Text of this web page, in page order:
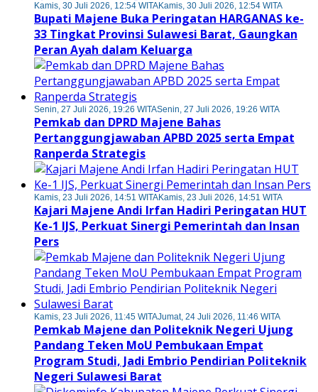
Kamis, 30 Juli 2026, 12:54 WITAKamis, 30 Juli 2026, 12:54 WITA
Bupati Majene Buka Peringatan HARGANAS ke-
33 Tingkat Provinsi Sulawesi Barat, Gaungkan
Peran Ayah dalam Keluarga
Senin, 27 Juli 2026, 19:26 WITASenin, 27 Juli 2026, 19:26 WITA
Pemkab dan DPRD Majene Bahas
Pertanggungjawaban APBD 2025 serta Empat
Ranperda Strategis
Kamis, 23 Juli 2026, 14:51 WITAKamis, 23 Juli 2026, 14:51 WITA
Kajari Majene Andi Irfan Hadiri Peringatan HUT
Ke-1 IJS, Perkuat Sinergi Pemerintah dan Insan
Pers
Kamis, 23 Juli 2026, 11:45 WITAJumat, 24 Juli 2026, 11:46 WITA
Pemkab Majene dan Politeknik Negeri Ujung
Pandang Teken MoU Pembukaan Empat
Program Studi, Jadi Embrio Pendirian Politeknik
Negeri Sulawesi Barat